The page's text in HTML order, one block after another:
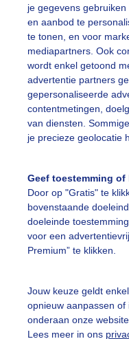
je gegevens
en aanbod te
te tonen, en voor
mediapartners. Ook
wordt enkel getoond
advertentie partners
gepersonaliseerde
contentmetingen,
van diensten.
je precieze geolocatie
Geef toestemming
Door op "Gratis" te
bovenstaande
doeleinde
voor een
Premium” te klikken.
Jouw keuze geldt
opnieuw aanpassen of
onderaan onze
Lees meer in ons
Leo Groenhorst
slideshow
vragen